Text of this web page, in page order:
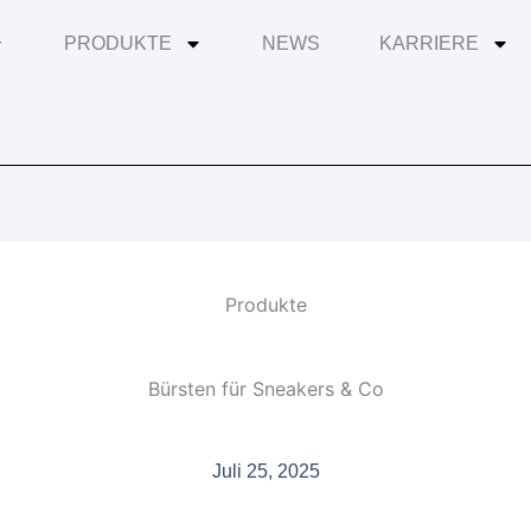
PRODUKTE NEWS KARRIERE
Produkte
Bürsten für Sneakers & Co
Juli 25, 2025